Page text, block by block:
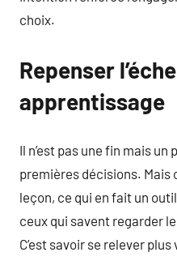
choix.
Repenser
apprentissage
Il n’est pas une fin mais
premières décisions.
leçon, ce qui en fait un
ceux qui savent regarder
C’est savoir se relever